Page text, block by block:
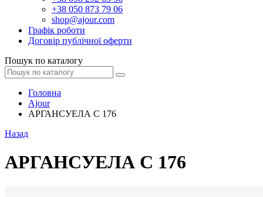
+38 050 873 79 06
shop@ajour.com
Графік роботи
Договір публічної оферти
Пошук по каталогу
Головна
Ajour
АРГАНСУЕЛА С 176
Назад
АРГАНСУЕЛА С 176